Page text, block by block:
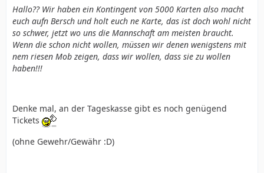
Hallo?? Wir haben ein Kontingent von 5000 Karten also macht
euch aufn Bersch und holt euch ne Karte, das ist doch wohl nicht
so schwer, jetzt wo uns die Mannschaft am meisten braucht.
Wenn die schon nicht wollen, müssen wir denen wenigstens mit
nem riesen Mob zeigen, dass wir wollen, dass sie zu wollen
haben!!!
Denke mal, an der Tageskasse gibt es noch genügend
Tickets
(ohne Gewehr/Gewähr :D)